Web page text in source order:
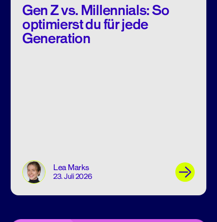
Gen Z vs. Millennials: So
optimierst du für jede
Generation
Lea Marks
23. Juli 2026